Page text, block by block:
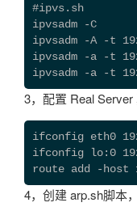
#ipvs.sh
ipvsadm -C
ipvsadm -A -t
ipvsadm -a -t
ipvsadm -a -t
3，配置 Real Server
ifconfig eth0
ifconfig lo:0
route add -host
4，创建 arp.sh脚本